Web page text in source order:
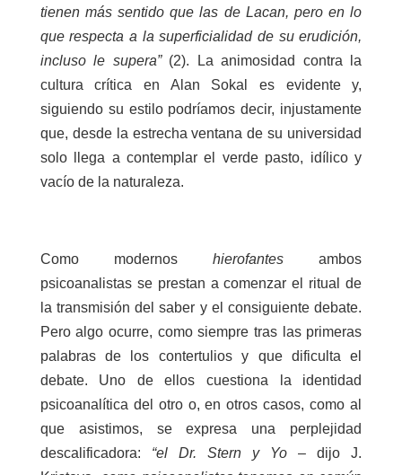
tienen más sentido que las de Lacan, pero en lo
que respecta a la superficialidad de su erudición,
incluso le supera” (2). La animosidad contra la
cultura crítica en Alan Sokal es evidente y,
siguiendo su estilo podríamos decir, injustamente
que, desde la estrecha ventana de su universidad
solo llega a contemplar el verde pasto, idílico y
vacío de la naturaleza.
Como modernoshierofantes ambos
psicoanalistas se prestan a comenzar el ritual de
la transmisión del saber y el consiguiente debate.
Pero algo ocurre, como siempre tras las primeras
palabras de los contertulios y que dificulta el
debate. Uno de ellos cuestiona la identidad
psicoanalítica del otro o, en otros casos, como al
que asistimos, se expresa una perplejidad
descalificadora: “el Dr. Stern y Yo – dijo J.